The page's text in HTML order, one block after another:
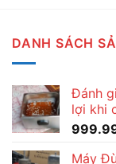
DANH SÁCH
Đánh
lợi khi
Máy